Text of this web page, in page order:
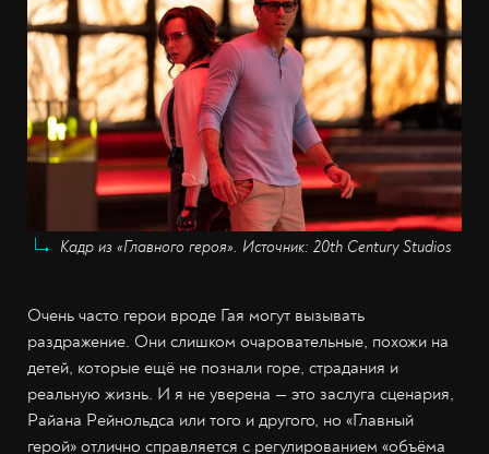
Кадр из «Главного героя». Источник: 20th Century Studios
Очень часто герои вроде Гая могут вызывать
раздражение. Они слишком очаровательные, похожи на
детей, которые ещё не познали горе, страдания и
реальную жизнь. И я не уверена — это заслуга сценария,
Райана Рейнольдса или того и другого, но «Главный
герой» отлично справляется с регулированием «объёма